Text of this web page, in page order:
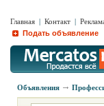
Главная | Контакт |
Подать объявление
Объявления